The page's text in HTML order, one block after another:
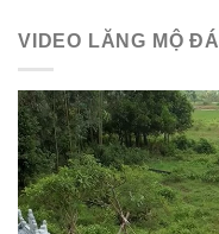
VIDEO LĂNG MỘ ĐÁ